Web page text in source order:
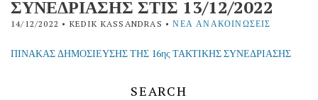
ΣΥΝΕΔΡΙΑΣΗΣ ΣΤΙΣ 13/12/2022
14/12/2022 • KEDIK KASSANDRAS •ΝΈΑ ΑΝΑΚΟΙΝΏΣΕΙΣ
ΠΙΝΑΚΑΣ ΔΗΜΟΣΙΕΥΣΗΣ ΤΗΣ 16ης ΤΑΚΤΙΚΗΣ ΣΥΝΕΔΡΙΑΣΗΣ
SEARCH